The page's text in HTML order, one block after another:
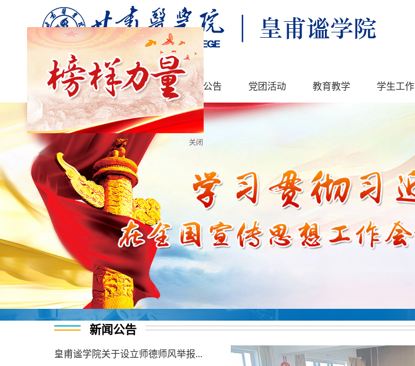
关闭
首页 简介 新闻公告 党团活动 教育教学 学生工作
新闻公告
皇甫谧学院关于设立师德师风举报...